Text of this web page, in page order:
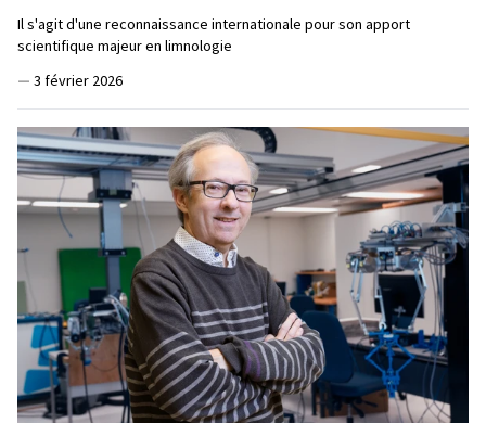
Il s'agit d'une reconnaissance internationale pour son apport
scientifique majeur en limnologie
— 3 février 2026